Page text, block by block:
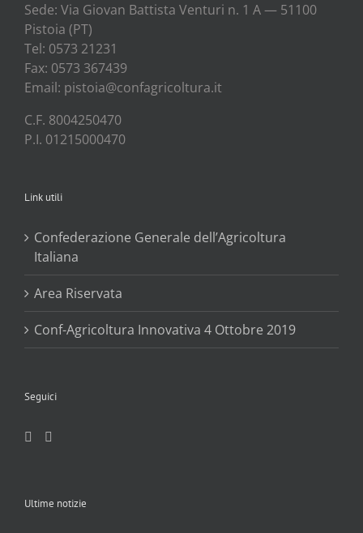
Sede: Via Gio­van Bat­ti­sta Ven­tu­ri n. 1 A — 51100
Pisto­ia (PT)
Tel: 0573 21231
Fax: 0573 367439
Email: pistoia@confagricoltura.it
C.F. 8004250470
P.I. 01215000470
Link utili
Confederazione Generale dell’Agricoltura
Italiana
Area Riservata
Conf-Agricoltura Innovativa 4 Ottobre 2019
Seguici
Ultime notizie